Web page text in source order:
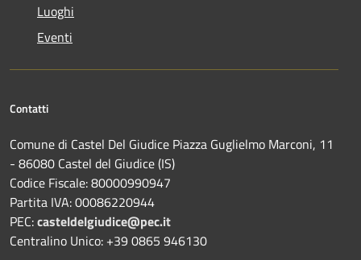
Luoghi
Eventi
Contatti
Comune di Castel Del Giudice Piazza Guglielmo Marconi, 11
- 86080 Castel del Giudice (IS)
Codice Fiscale: 80000990947
Partita IVA: 00086220944
PEC:casteldelgiudice@pec.it
Centralino Unico: +39 0865 946130